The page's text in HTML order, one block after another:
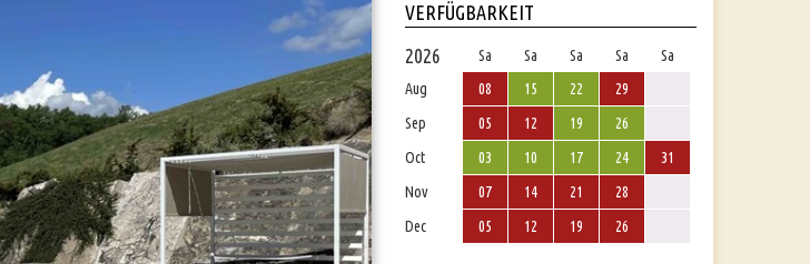
VERFÜGBARKEIT
2026
Sa Sa Sa Sa
Sa
Aug
08 15 22
29
Sep
05 12 19
26
Oct
03 10 17 24
31
Nov
07 14 21
28
Dec
05 12 19 26